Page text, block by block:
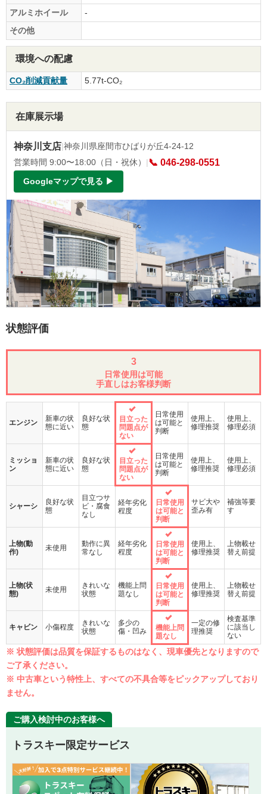
アルミホイール
-
その他
環境への配慮
CO₂削減貢献量 5.77t-CO₂
在庫展示場
神奈川支店|神奈川県座間市ひばりが丘4-24-12
営業時間 9:00〜18:00（日・祝休） | 📞 046-298-0551
Googleマップで見る ▶
状態評価
3
日常使用は可能
手直しはお客様判断
エンジン
新車の状
態に近い
良好な状
態
目立った
問題点が
ない
日常使用
は可能と
判断
使用上、
修理推奨
使用上、
修理必須
ミッショ
ン
新車の状
態に近い
良好な状
態
目立った
問題点が
ない
日常使用
は可能と
判断
使用上、
修理推奨
使用上、
修理必須
シャーシ
良好な状
態
目立つサ
ビ・腐食
なし
経年劣化
程度
日常使用
は可能と
判断
サビ大や
歪み有
補強等要
す
上物(動
作)
未使用
動作に異
常なし
経年劣化
程度
日常使用
は可能と
判断
使用上、
修理推奨
上物載せ
替え前提
上物(状
態)
未使用
きれいな
状態
機能上問
題なし
日常使用
は可能と
判断
使用上、
修理推奨
上物載せ
替え前提
キャビン 小傷程度
きれいな
状態
多少の
傷・凹み
機能上問
題なし
一定の修
理推奨
検査基準
に該当し
ない
※ 状態評価は品質を保証するものはなく、現車優先となりますので
ご了承ください。
※ 中古車という特性上、すべての不具合等をピックアップしており
ません。
ご購入検討中のお客様へ
トラスキー限定サービス